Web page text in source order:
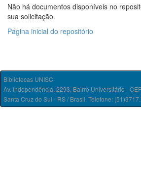
Não há documentos disponíveis no
sua solicitação.
Página inicial do repositório
Bibliotecas UNISC
Av. Independência, 2293, Bairro Universitário -
Santa Cruz do Sul - RS / Brasil. Telefone: